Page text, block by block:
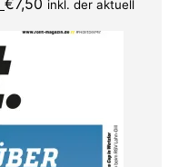
inkl. der aktuell